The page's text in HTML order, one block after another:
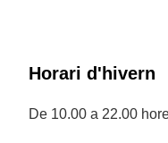
Horari d'hivern
De 10.00 a 22.00